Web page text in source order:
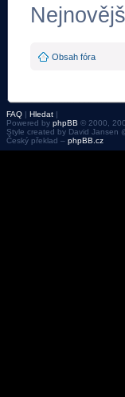
Obsah fóra
FAQ | Hledat |
Powered by phpBB © 2000,
Style created by David Jansen
Český překlad – phpBB.cz